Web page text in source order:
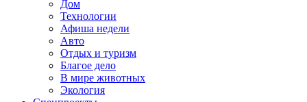
Дом
Технологии
Афиша недели
Авто
Отдых и туризм
Благое дело
В мире животных
Экология